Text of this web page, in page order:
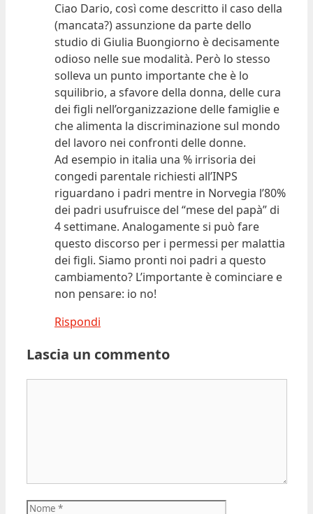
Ciao Dario, così come descritto il caso della
(mancata?) assunzione da parte dello
studio di Giulia Buongiorno è decisamente
odioso nelle sue modalità. Però lo stesso
solleva un punto importante che è lo
squilibrio, a sfavore della donna, delle cura
dei figli nell’organizzazione delle famiglie e
che alimenta la discriminazione sul mondo
del lavoro nei confronti delle donne.
Ad esempio in italia una % irrisoria dei
congedi parentale richiesti all’INPS
riguardano i padri mentre in Norvegia l’80%
dei padri usufruisce del “mese del papà” di
4 settimane. Analogamente si può fare
questo discorso per i permessi per malattia
dei figli. Siamo pronti noi padri a questo
cambiamento? L’importante è cominciare e
non pensare: io no!
Rispondi
Lascia un commento
Nome